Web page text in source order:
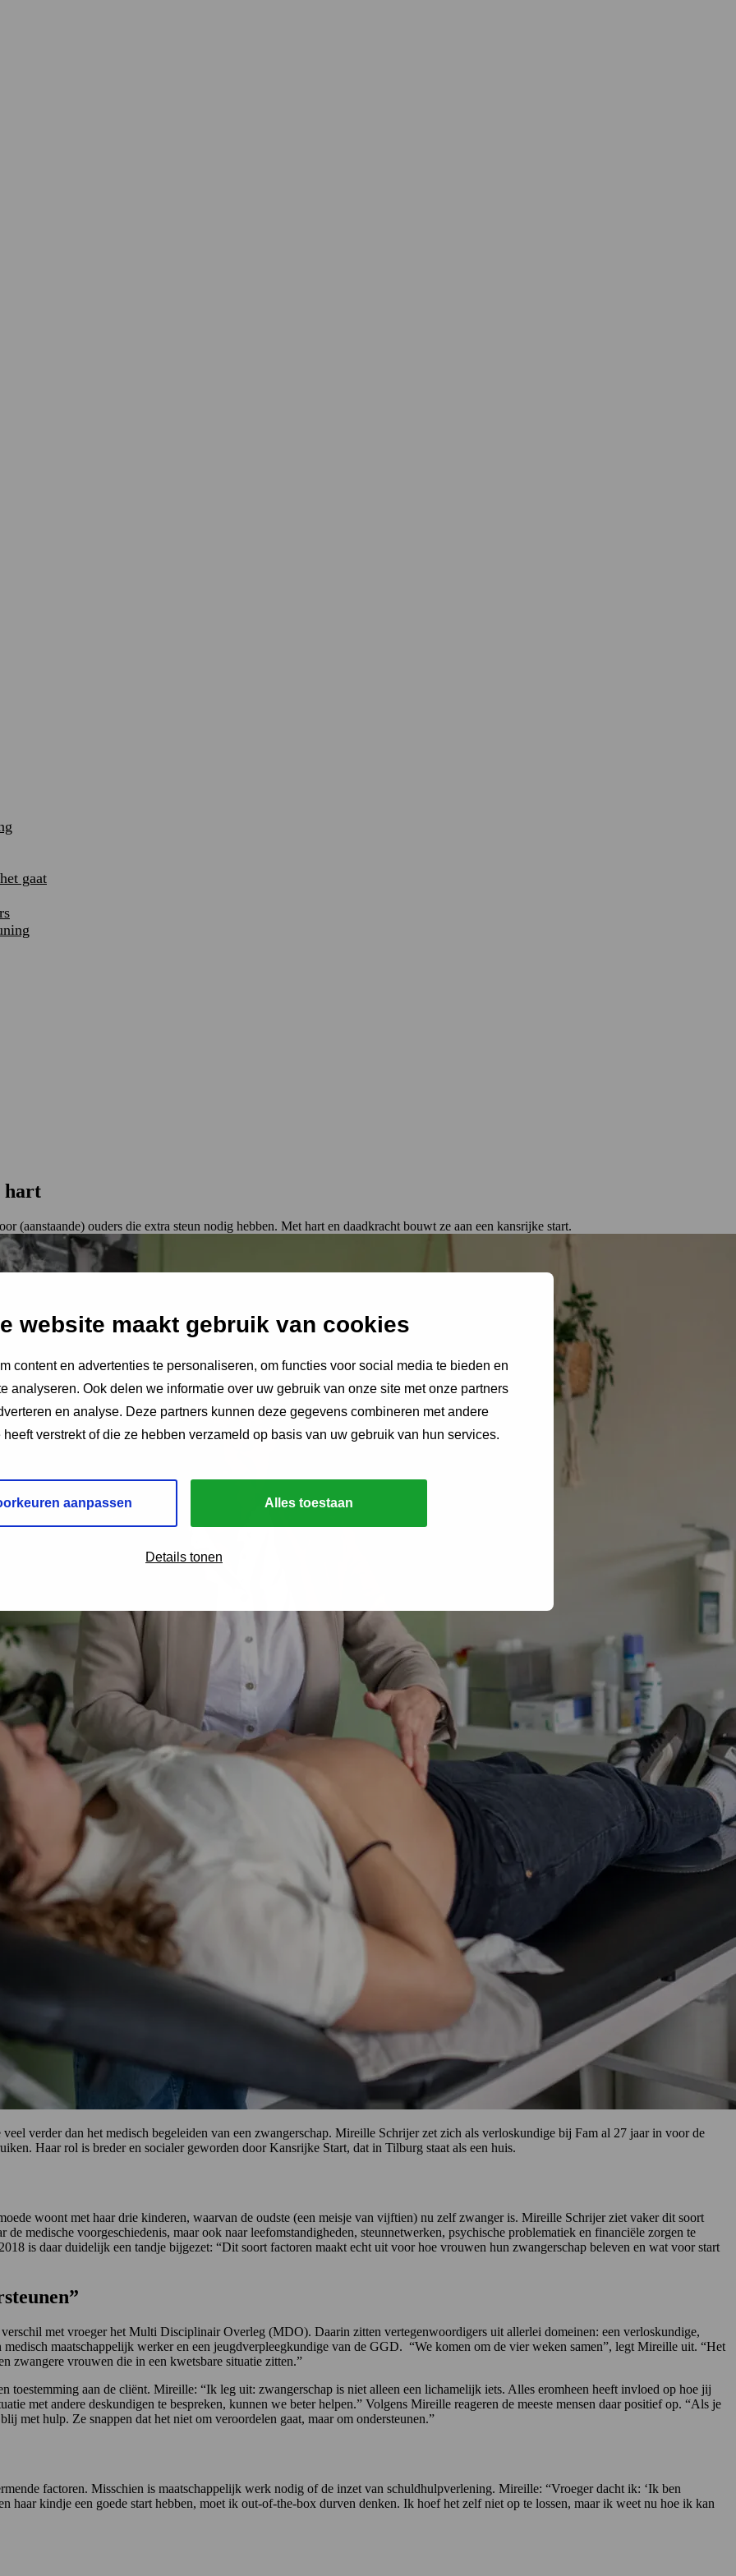
website maakt gebruik van cookies
content en advertenties te personaliseren, om functies voor social media te bieden en
analyseren. Ook delen we informatie over uw gebruik van onze site met onze partners
en analyse. Deze partners kunnen deze gegevens combineren met andere
verstrekt of die ze hebben verzameld op basis van uw gebruik van hun services.
aanpassen Alles toestaan
Details tonen
gaat
hart
ouders die extra steun nodig hebben. Met hart en daadkracht bouwt ze aan een kansrijke start.
verder dan het medisch begeleiden van een zwangerschap. Mireille Schrijer zet zich als verloskundige bij Fam al 27 jaar in voor de
Haar rol is breder en socialer geworden door Kansrijke Start, dat in Tilburg staat als een huis.
woont met haar drie kinderen, waarvan de oudste (een meisje van vijftien) nu zelf zwanger is. Mireille Schrijer ziet vaker dit soort
medische voorgeschiedenis, maar ook naar leefomstandigheden, steunnetwerken, psychische problematiek en financiële zorgen te
is daar duidelijk een tandje bijgezet: “Dit soort factoren maakt echt uit voor hoe vrouwen hun zwangerschap beleven en wat voor start
met vroeger het Multi Disciplinair Overleg (MDO). Daarin zitten vertegenwoordigers uit allerlei domeinen: een verloskundige,
maatschappelijk werker en een jeugdverpleegkundige van de GGD. “We komen om de vier weken samen”, legt Mireille uit. “Het
zwangere vrouwen die in een kwetsbare situatie zitten.”
toestemming aan de cliënt. Mireille: “Ik leg uit: zwangerschap is niet alleen een lichamelijk iets. Alles eromheen heeft invloed op hoe jij
met andere deskundigen te bespreken, kunnen we beter helpen.” Volgens Mireille reageren de meeste mensen daar positief op. “Als je
met hulp. Ze snappen dat het niet om veroordelen gaat, maar om ondersteunen.”
factoren. Misschien is maatschappelijk werk nodig of de inzet van schuldhulpverlening. Mireille: “Vroeger dacht ik: ‘Ik ben
haar kindje een goede start hebben, moet ik out-of-the-box durven denken. Ik hoef het zelf niet op te lossen, maar ik weet nu hoe ik kan